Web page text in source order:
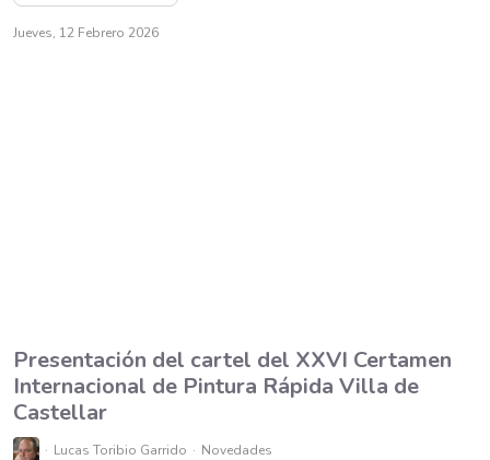
Jueves, 12 Febrero 2026
Presentación del cartel del XXVI Certamen
Internacional de Pintura Rápida Villa de
Castellar
Lucas Toribio Garrido Novedades